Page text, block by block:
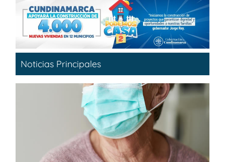
Noticias Principales